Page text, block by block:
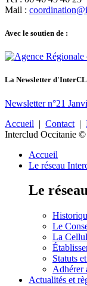
Mail :
Avec le soutien de :
La Newsletter
Newsletter n°21
Accueil | Contact |
Interclud Occitanie
Accueil
Le réseau
Le
Le
La
Statuts
Adhérer
Actualités et